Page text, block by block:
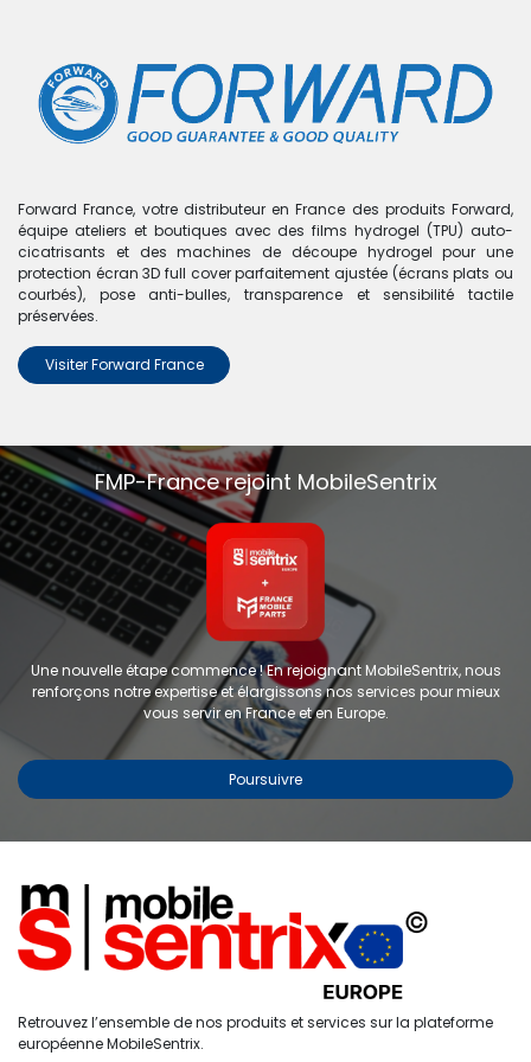
Étiquettes
Accueil Recherche
0
Compte
Boutique 0 articles trouvés.
Nous n'avons trouvé aucun
produit !
Aucun produit défini dans la catégorieFast.
Forward France, votre distributeur en France des produits Forward,
équipe ateliers et boutiques avec des films hydrogel (TPU) auto-
cicatrisants et des machines de découpe hydrogel pour une
protection écran 3D full cover parfaitement ajustée (écrans plats ou
courbés), pose anti-bulles, transparence et sensibilité tactile
préservées.
Visiter Forward France
FMP-France rejoint MobileSentrix
Une nouvelle étape commence ! En rejoignant MobileSentrix, nous
renforçons notre expertise et élargissons nos services pour mieux
vous servir en France et en Europe.
Poursuivre
Retrouvez l’ensemble de nos produits et services sur la plateforme
européenne MobileSentrix.
Copyright © 2024 FMP-France. Tous droits réservés